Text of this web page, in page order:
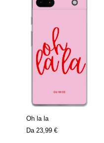
Oh la la
Da 23,99 €